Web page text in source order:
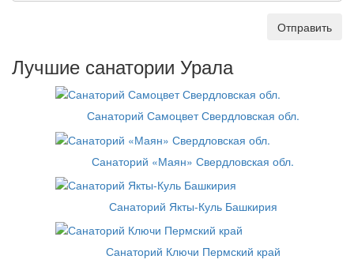
Отправить
Лучшие санатории Урала
Санаторий Самоцвет Свердловская обл.
Санаторий «Маян» Свердловская обл.
Санаторий Якты-Куль Башкирия
Санаторий Ключи Пермский край